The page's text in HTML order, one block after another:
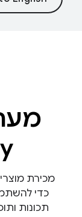
מכירת
תכונות